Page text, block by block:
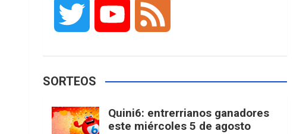
b a
i
t
u e
d
SORTEOS
Quini6: entrerrianos ganadores
este miércoles 5 de agosto